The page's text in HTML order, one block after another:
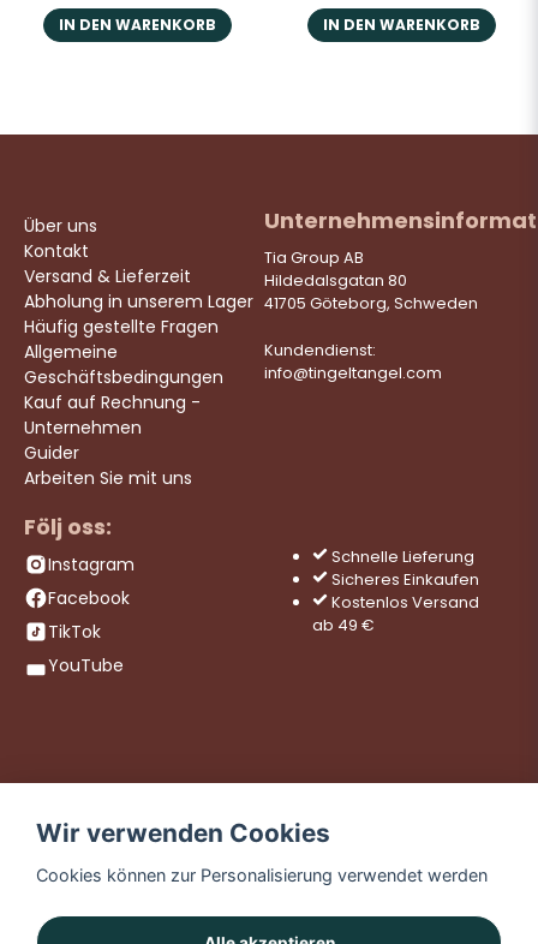
IN DEN WARENKORB IN DEN WARENKORB
Über uns
Kontakt
Versand & Lieferzeit
Abholung in unserem Lager
Häufig gestellte Fragen
Allgemeine
Geschäftsbedingungen
Kauf auf Rechnung -
Unternehmen
Guider
Arbeiten Sie mit uns
Tia Group AB
Hildedalsgatan 80
41705 Göteborg, Schweden
Kundendienst:
info@tingeltangel.com
Följ oss:
Instagram
Facebook
TikTok
YouTube
Schnelle Lieferung
Sicheres Einkaufen
Kostenlos Versand
ab 49 €
Wir verwenden Cookies
Cookies können zur Personalisierung verwendet werden